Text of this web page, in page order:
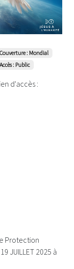
Couverture : Mondial
Accès : Public
d'accès :
Protection
JUILLET 2025 à